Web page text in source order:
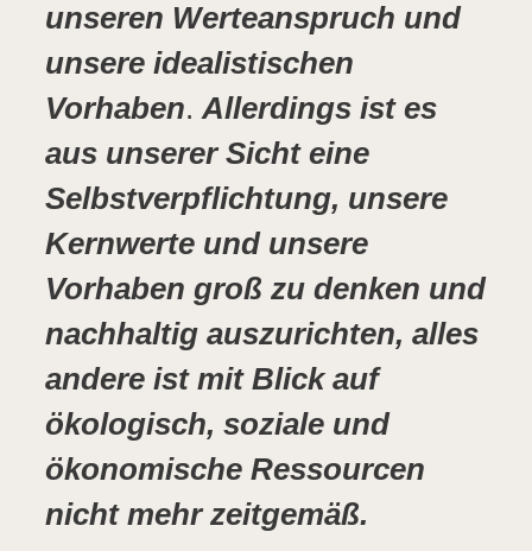
unseren Werteanspruch und
unsere idealistischen
Vorhaben.Allerdings ist es
aus unserer Sicht eine
Selbstverpflichtung, unsere
Kernwerte und unsere
Vorhaben groß zu denken und
nachhaltig auszurichten, alles
andere ist mit Blick auf
ökologisch, soziale und
ökonomische Ressourcen
nicht mehr zeitgemäß.